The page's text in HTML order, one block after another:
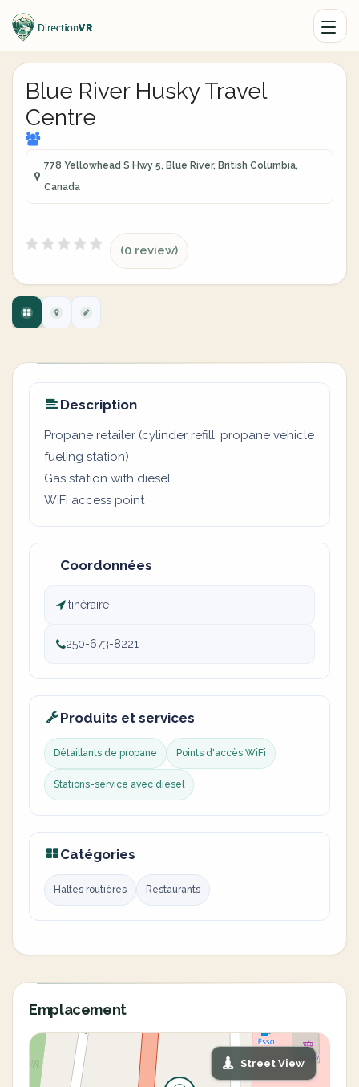
Blue River Husky Travel
Centre
778 Yellowhead S Hwy 5, Blue River, British Columbia,
Canada
(0 review)
Description
Propane retailer (cylinder refill, propane vehicle
fueling station)
Gas station with diesel
WiFi access point
Coordonnées
Itinéraire
250-673-8221
Produits et services
Détaillants de propane Points d'accès WiFi
Stations-service avec diesel
Catégories
Haltes routières Restaurants
Emplacement
Street View